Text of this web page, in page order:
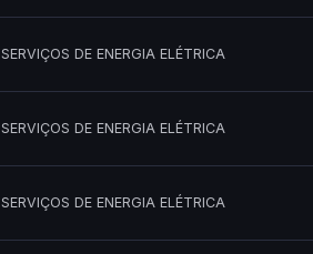
SERVIÇOS DE ENERGIA ELÉTRICA
SERVIÇOS DE ENERGIA ELÉTRICA
SERVIÇOS DE ENERGIA ELÉTRICA